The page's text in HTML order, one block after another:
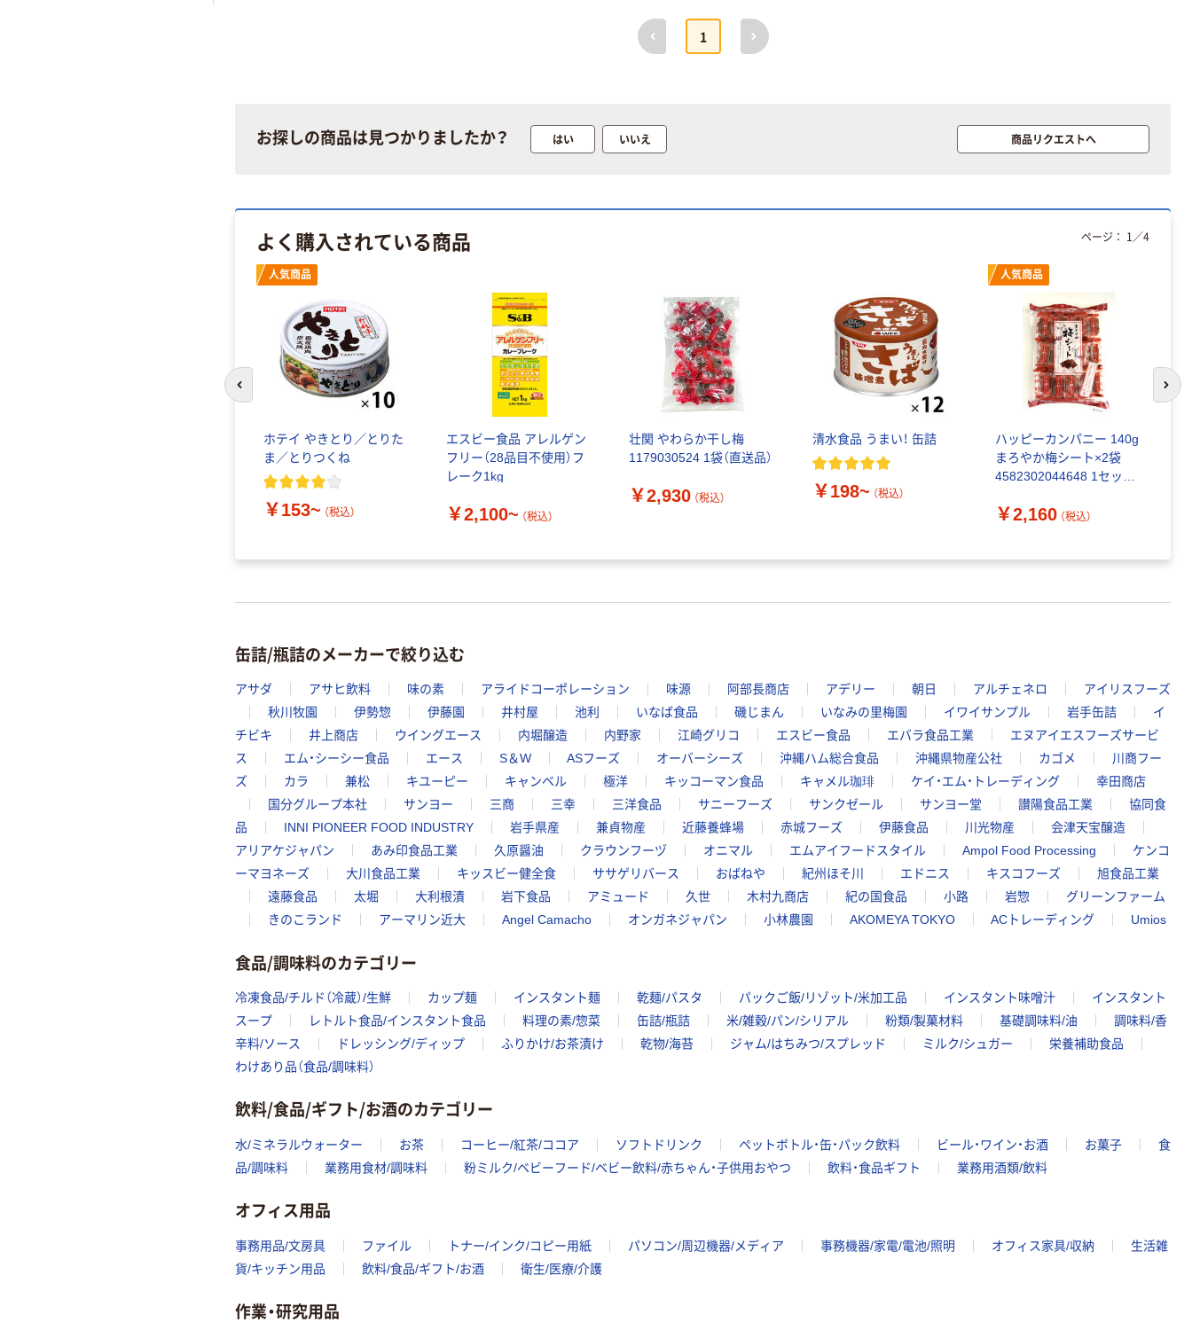
前へ
1
次へ
お探しの商品は見つかりましたか？ はい いいえ 商品リクエストへ
よく購入されている商品
人気商品
ホテイ やきとり／とりた
ま／とりつくね
￥153~ （税込）
エスビー食品 アレルゲン
フリー（28品目不使用）フ
レーク1kg
￥2,100~ （税込）
壮関 やわらか干し梅
1179030524 1袋（直送品）
￥2,930 （税込）
清水食品 うまい！ 缶詰
￥198~ （税込）
人気商品
ハッピーカンパニー 140g
まろやか梅シート×2袋
4582302044648 1セット
￥2,160 （税込）
ページ： 1 ／4
前のスライドへ 次
缶詰/瓶詰のメーカーで絞り込む
アサダ アサヒ飲料 味の素 アライドコーポレーション 味源 阿部長商店 アデリー 朝日 アルチェネロ
アイリスフーズ
秋川牧園
伊勢惣 伊藤園 井村屋 池利 いなば食品 磯じまん いなみの里梅園 イワイサンプル 岩手缶詰
イ
チビキ
井上商店 ウイングエース 内堀醸造 内野家 江崎グリコ エスビー食品 エバラ食品工業
エヌアイエスフーズサービ
ス
エム・シーシー食品 エース S＆W ASフーズ オーバーシーズ 沖縄ハム総合食品 沖縄県物産公社 カゴメ
川商フー
ズ
カラ 兼松 キユーピー キャンベル 極洋 キッコーマン食品 キャメル珈琲 ケイ・エム・トレーディング
幸田商店
国分グループ本社
サンヨー 三商 三幸 三洋食品 サニーフーズ サンクゼール サンヨー堂 讃陽食品工業
協同食
品
INNI PIONEER FOOD INDUSTRY 岩手県産 兼貞物産 近藤養蜂場 赤城フーズ 伊藤食品 川光物産
会津天宝醸造
アリアケジャパン
あみ印食品工業 久原醤油 クラウンフーヅ オニマル エムアイフードスタイル Ampol Food Processing
ケンコ
ーマヨネーズ
大川食品工業 キッスビー健全食 ササゲリバース おばねや 紀州ほそ川 エドニス キスコフーズ
旭食品工業
遠藤食品
太堀 大利根漬 岩下食品 アミュード 久世 木村九商店 紀の国食品 小路 岩惣
グリーンファーム
きのこランド
アーマリン近大 Angel Camacho オンガネジャパン 小林農園 AKOMEYA TOKYO ACトレーディング Umios
食品/調味料のカテゴリー
冷凍食品/チルド（冷蔵）/生鮮 カップ麺 インスタント麺 乾麺/パスタ パックご飯/リゾット/米加工品 インスタント味噌汁
インスタント
スープ
レトルト食品/インスタント食品 料理の素/惣菜 缶詰/瓶詰 米/雑穀/パン/シリアル 粉類/製菓材料 基礎調味料/油
調味料/香
辛料/ソース
ドレッシング/ディップ ふりかけ/お茶漬け 乾物/海苔 ジャム/はちみつ/スプレッド ミルク/シュガー
栄養補助食品
わけあり品（食品/調味料）
飲料/食品/ギフト/お酒のカテゴリー
水/ミネラルウォーター お茶 コーヒー/紅茶/ココア ソフトドリンク ペットボトル・缶・パック飲料 ビール・ワイン・お酒 お菓子
食
品/調味料
業務用食材/調味料 粉ミルク/ベビーフード/ベビー飲料/赤ちゃん・子供用おやつ 飲料・食品ギフト 業務用酒類/飲料
オフィス用品
事務用品/文房具 ファイル トナー/インク/コピー用紙 パソコン/周辺機器/メディア 事務機器/家電/電池/照明 オフィス家具/収納
生活雑
貨/キッチン用品
飲料/食品/ギフト/お酒 衛生/医療/介護
作業・研究用品